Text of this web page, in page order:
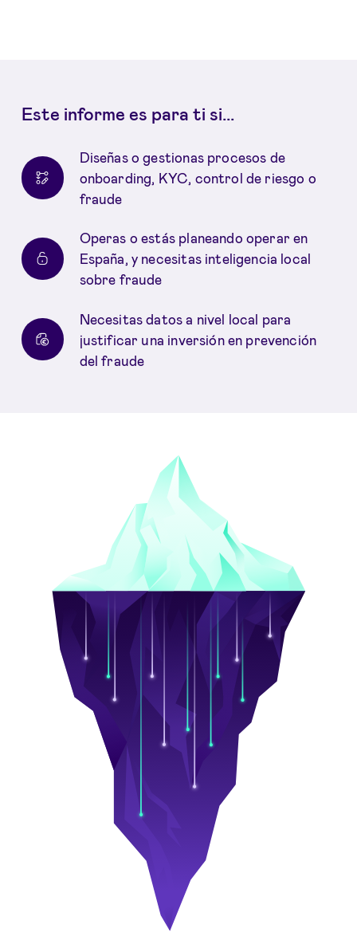
Este informe es para ti si...
Diseñas o gestionas procesos de
onboarding, KYC, control de riesgo o
fraude
Operas o estás planeando operar en
España, y necesitas inteligencia local
sobre fraude
Necesitas datos a nivel local para
justificar una inversión en prevención
del fraude